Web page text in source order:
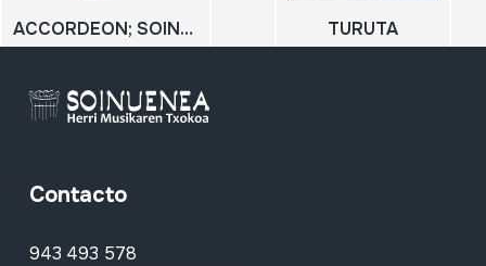
ACCORDEON; SOINUA TURUTA
Contacto
943 493 578